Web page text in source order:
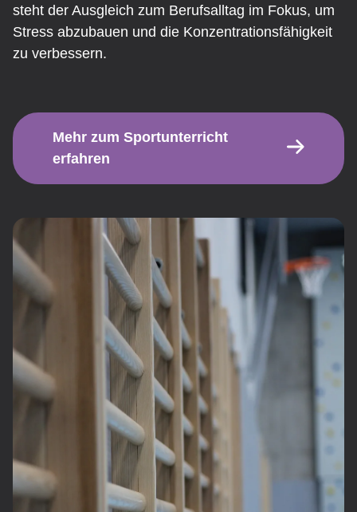
steht der Ausgleich zum Berufsalltag im Fokus, um
Stress abzubauen und die Konzentrationsfähigkeit
zu verbessern.
Mehr zum Sportunterricht
erfahren